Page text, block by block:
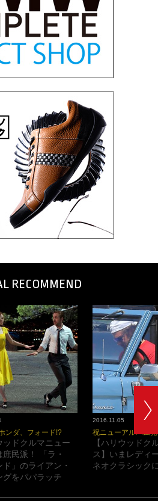
RECOMMEND
ンダ、フォード!?
ッドクルマニュー
庶民派！ 「ラ・
ド」のライアン・
グをパパラッチ
2016.11.05
祝ニューアルバム
【ハリウッドク
ス】いまレディ
ネオクラシック